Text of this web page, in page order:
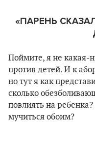
«ПАРЕНЬ
Поймите, я не какая-
против детей. И к
но тут я как
сколько
повлиять на
мучиться обоим?